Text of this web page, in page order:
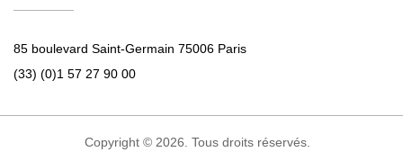
85 boulevard Saint-Germain 75006 Paris
(33) (0)1 57 27 90 00
Copyright © 2026. Tous droits réservés.